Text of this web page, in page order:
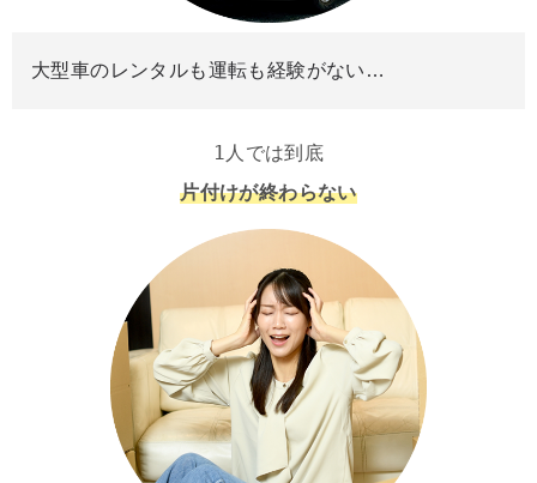
大型車のレンタルも運転も経験がない…
1人では到底
片付けが終わらない